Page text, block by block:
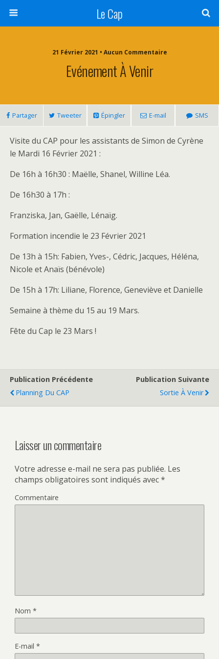
Le Cap
21 Février 2021 • Aucun Commentaire
Evénement À Venir
Partager Tweeter Épingler E-mail SMS
Visite du CAP pour les assistants de Simon de Cyrène
le Mardi 16 Février 2021 :
De 16h à 16h30 : Maëlle, Shanel, Willine Léa.
De 16h30 à 17h :
Franziska, Jan, Gaëlle, Lénaïg.
Formation incendie le 23 Février 2021
De 13h à 15h: Fabien, Yves-, Cédric, Jacques, Héléna,
Nicole et Anaïs (bénévole)
De 15h à 17h: Liliane, Florence, Geneviève et Danielle
Semaine à thème du 15 au 19 Mars.
Fête du Cap le 23 Mars !
Publication Précédente
Planning Du CAP
Publication Suivante
Sortie À Venir
Laisser un commentaire
Votre adresse e-mail ne sera pas publiée. Les
champs obligatoires sont indiqués avec*
Commentaire
Nom *
E-mail *